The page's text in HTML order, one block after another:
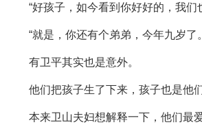
“好孩子，如今看到你好好的，我们
“就是，你还有个弟弟，今年九岁了
有卫平其实也是意外。
他们把孩子生了下来，孩子也是他
本来卫山夫妇想解释一下，他们最